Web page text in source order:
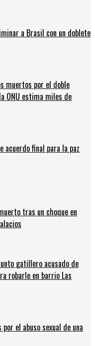
a Brasil con un doblete
muertos por el doble
ONU estima miles de
acuerdo final para la paz
tras un choque en
gatillero acusado de
robarle en barrio Las
el abuso sexual de una